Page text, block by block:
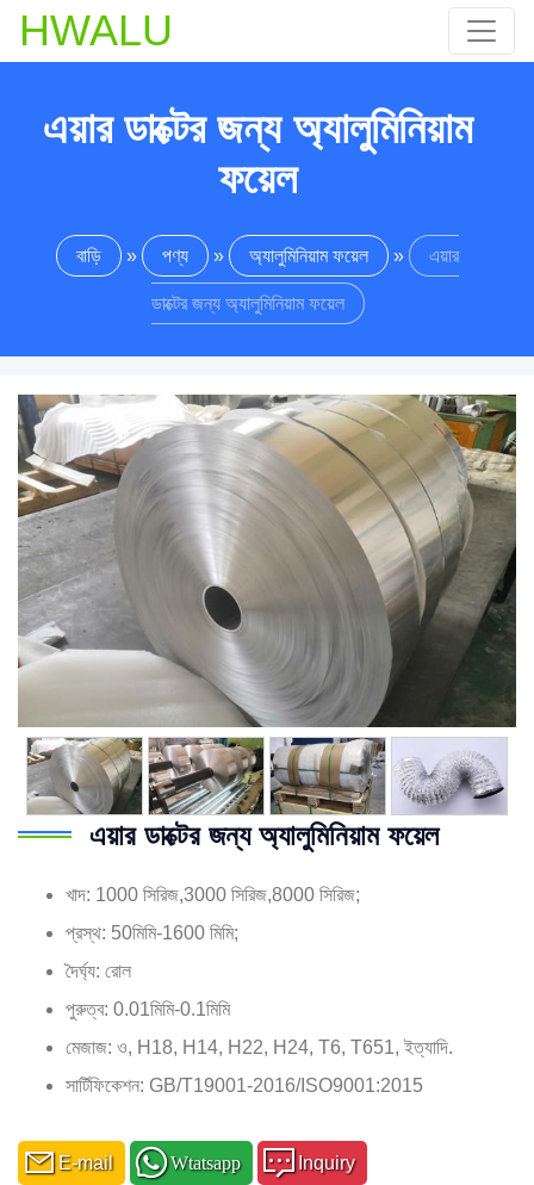
HWALU
এয়ার ডাক্টের জন্য অ্যালুমিনিয়াম
ফয়েল
বাড়ি » পণ্য » অ্যালুমিনিয়াম ফয়েল » এয়ার
ডাক্টের জন্য অ্যালুমিনিয়াম ফয়েল
এয়ার ডাক্টের জন্য অ্যালুমিনিয়াম ফয়েল
খাদ: 1000 সিরিজ,3000 সিরিজ,8000 সিরিজ;
প্রস্থ: 50মিমি-1600 মিমি;
দৈর্ঘ্য: রোল
পুরুত্ব: 0.01মিমি-0.1মিমি
মেজাজ: ও, H18, H14, H22, H24, T6, T651, ইত্যাদি.
সার্টিফিকেশন: GB/T19001-2016/ISO9001:2015
E-mail Wtatsapp Inquiry